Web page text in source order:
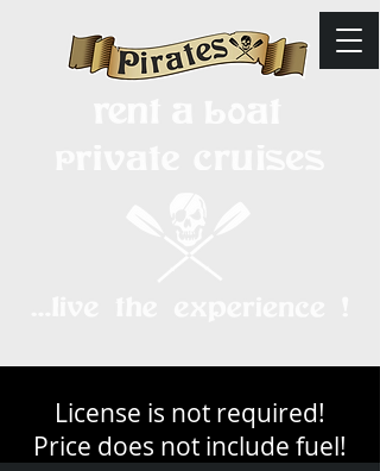
License is not required!
Price does not include fuel!